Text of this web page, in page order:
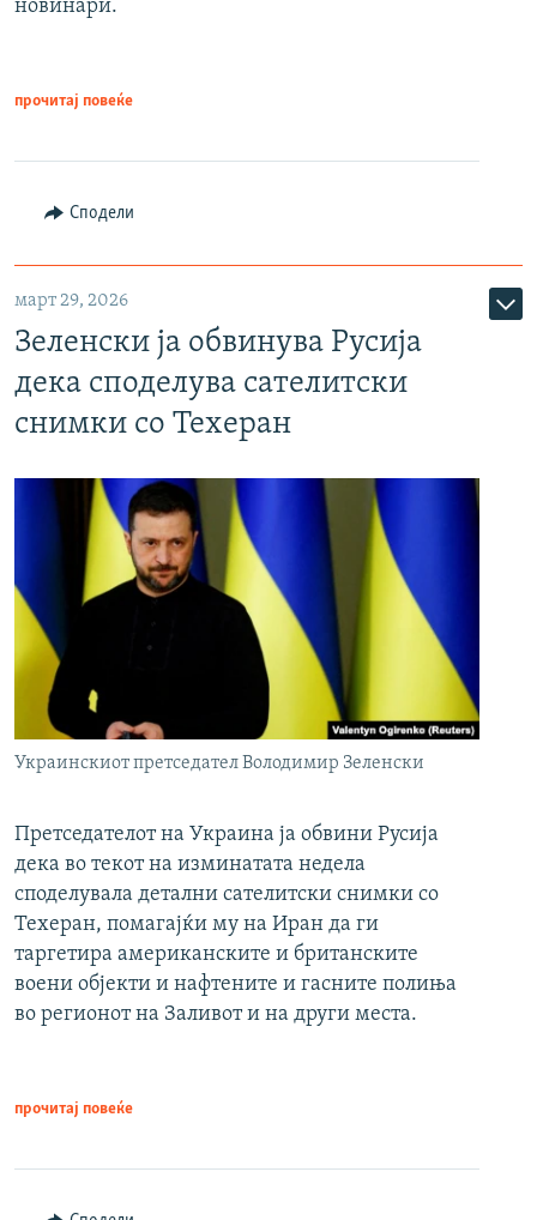
новинари.
прочитај повеќе
Сподели
март 29, 2026
Зеленски ја обвинува Русија
дека споделува сателитски
снимки со Техеран
Украинскиот претседател Володимир Зеленски
Претседателот на Украина ја обвини Русија
дека во текот на изминатата недела
споделувала детални сателитски снимки со
Техеран, помагајќи му на Иран да ги
таргетира американските и британските
воени објекти и нафтените и гасните полиња
во регионот на Заливот и на други места.
прочитај повеќе